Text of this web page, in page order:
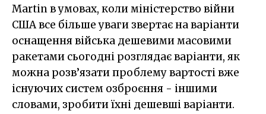
Martin в умовах, коли міністерство війни
США все більше уваги звертає на варіанти
оснащення війська дешевими масовими
ракетами сьогодні розглядає варіанти, як
можна розв’язати проблему вартості вже
існуючих систем озброєння - іншими
словами, зробити їхні дешевші варіанти.